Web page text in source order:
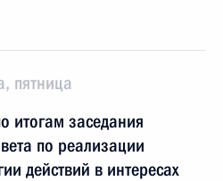
пятница
итогам заседания
по реализации
действий в интересах